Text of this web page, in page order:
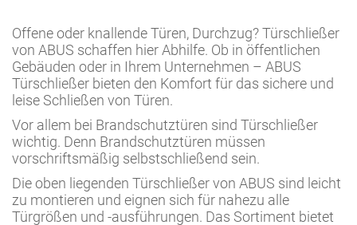
Offene oder knallende Türen, Durchzug? Türschließer
von ABUS schaffen hier Abhilfe. Ob in öffentlichen
Gebäuden oder in Ihrem Unternehmen – ABUS
Türschließer bieten den Komfort für das sichere und
leise Schließen von Türen.
Vor allem bei Brandschutztüren sind Türschließer
wichtig. Denn Brandschutztüren müssen
vorschriftsmäßig selbstschließend sein.
Die oben liegenden Türschließer von ABUS sind leicht
zu montieren und eignen sich für nahezu alle
Türgrößen und -ausführungen. Das Sortiment bietet